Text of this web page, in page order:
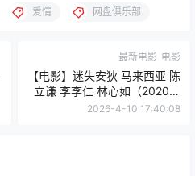
爱情 网盘俱乐部
最新电影 电影
【电影】迷失安狄 马来西亚 陈
立谦 李李仁 林心如（2020）
网盘保存
2026-4-10 17:40:08